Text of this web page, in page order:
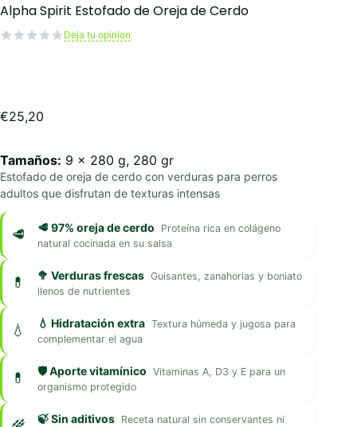
Alpha Spirit Estofado de Oreja de Cerdo
Deja tu opinion
€25,20
Tamaños: 9 x 280 g, 280 gr
Estofado de oreja de cerdo con verduras para perros
adultos que disfrutan de texturas intensas
🥩 97% oreja de cerdo
Proteína rica en colágeno
natural cocinada en su salsa
🥦 Verduras frescas Guisantes, zanahorias y boniato
llenos de nutrientes
💧 Hidratación extra Textura húmeda y jugosa para
complementar el agua
🛡️ Aporte vitamínico Vitaminas A, D3 y E para un
organismo protegido
🍃 Sin aditivos Receta natural sin conservantes ni